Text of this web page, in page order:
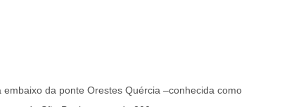
da ponte Orestes Quércia –conhecida como